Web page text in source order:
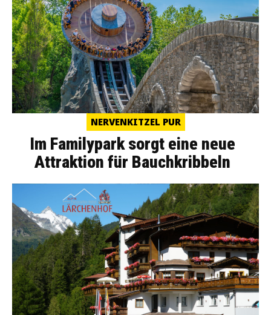
NERVENKITZEL PUR
Im Familypark sorgt eine neue
Attraktion für Bauchkribbeln